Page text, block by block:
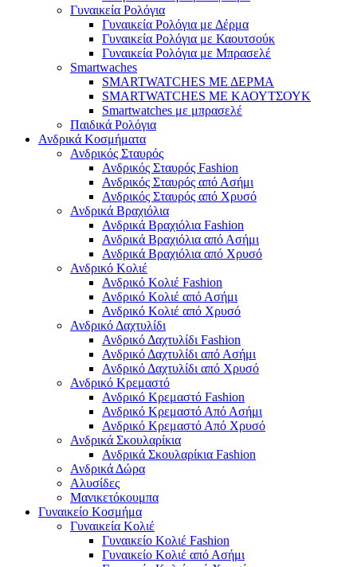
Γυναικεία Ρολόγια
Γυναικεία Ρολόγια με Δέρμα
Γυναικεία Ρολόγια με Καουτσούκ
Γυναικεία Ρολόγια με Μπρασελέ
Smartwaches
SMARTWATCHES ΜΕ ΔΕΡΜΑ
SMARTWATCHES ΜΕ ΚΑΟΥΤΣΟΥΚ
Smartwatches με μπρασελέ
Παιδικά Ρολόγια
Ανδρικά Κοσμήματα
Ανδρικός Σταυρός
Ανδρικός Σταυρός Fashion
Ανδρικός Σταυρός από Ασήμι
Ανδρικός Σταυρός από Χρυσό
Ανδρικά Βραχιόλια
Ανδρικά Βραχιόλια Fashion
Ανδρικά Βραχιόλια από Ασήμι
Ανδρικά Βραχιόλια από Χρυσό
Ανδρικό Κολιέ
Ανδρικό Κολιέ Fashion
Ανδρικό Κολιέ από Ασήμι
Ανδρικό Κολιέ από Χρυσό
Ανδρικό Δαχτυλίδι
Ανδρικό Δαχτυλίδι Fashion
Ανδρικό Δαχτυλίδι από Ασήμι
Ανδρικό Δαχτυλίδι από Χρυσό
Ανδρικό Κρεμαστό
Ανδρικό Κρεμαστό Fashion
Ανδρικό Κρεμαστό Από Ασήμι
Ανδρικό Κρεμαστό Από Χρυσό
Ανδρικά Σκουλαρίκια
Ανδρικά Σκουλαρίκια Fashion
Ανδρικά Δώρα
Αλυσίδες
Μανικετόκουμπα
Γυναικείο Κοσμήμα
Γυναικεία Κολιέ
Γυναικείο Κολιέ Fashion
Γυναικείο Κολιέ από Ασήμι